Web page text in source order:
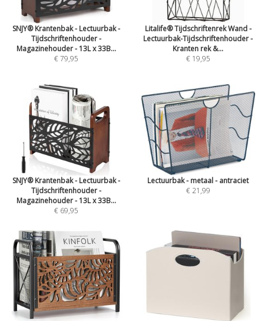
SNJY® Krantenbak - Lectuurbak -
Tijdschriftenhouder -
Magazinehouder - 13L x 33B...
€ 79,95
Litalife® Tijdschriftenrek Wand -
Lectuurbak-Tijdschriftenhouder -
Kranten rek &...
€ 19,95
SNJY® Krantenbak - Lectuurbak -
Tijdschriftenhouder -
Magazinehouder - 13L x 33B...
€ 69,95
Lectuurbak - metaal - antraciet
€ 21,99